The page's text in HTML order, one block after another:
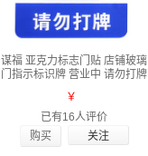
谋福 亚克力标志门贴 店铺玻璃
门指示标识牌 营业中 请勿打牌
￥
已有16人评价
购买